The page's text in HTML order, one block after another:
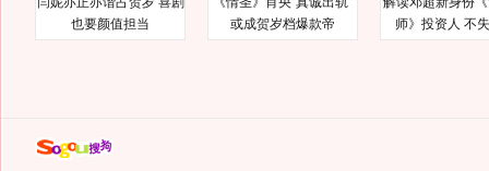
也要颜值担当
或成贺岁档爆款帝
师》投资人 不